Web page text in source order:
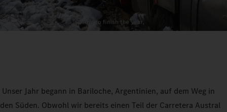
Unser Jahr begann in Bariloche, Argentinien, auf dem Weg in
den Süden. Obwohl wir bereits einen Teil der Carretera Austral